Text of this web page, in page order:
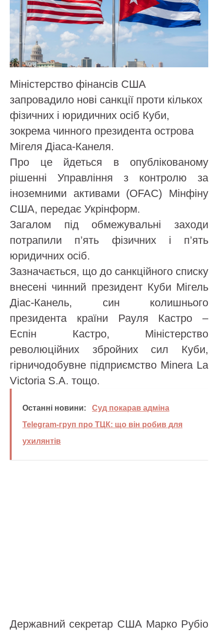
Міністерство фінансів США
запровадило нові санкції проти кількох
фізичних і юридичних осіб Куби,
зокрема чинного президента острова
Мігеля Діаса-Канеля.
Про це йдеться в опублікованому
рішенні Управління з контролю за
іноземними активами (OFAC) Мінфіну
США, передає Укрінформ.
Загалом під обмежувальні заходи
потрапили п’ять фізичних і п’ять
юридичних осіб.
Зазначається, що до санкційного списку
внесені чинний президент Куби Мігель
Діас-Канель, син колишнього
президента країни Рауля Кастро –
Еспін Кастро, Міністерство
революційних збройних сил Куби,
гірничодобувне підприємство Minera La
Victoria S.A. тощо.
Останні новини:
Суд покарав адміна
Telegram-груп про ТЦК: що він робив для
ухилянтів
Державний секретар США Марко Рубіо